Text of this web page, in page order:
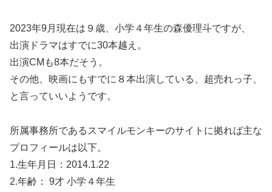
2023年9月現在は９歳、小学４年生の森優理斗ですが、
出演ドラマはすでに30本越え。
出演CMも8本だそう。
その他、映画にもすでに８本出演している、超売れっ子、
と言っていいようです。
所属事務所であるスマイルモンキーのサイトに拠れば主な
プロフィールは以下。
1.生年月日：2014.1.22
2.年齢： 9才 小学４年生